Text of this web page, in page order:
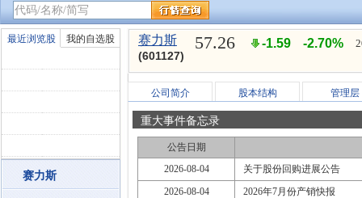
最近浏览股 我的自选股
赛力斯
赛力斯
(601127)
57.26 -1.59 -2.70%
公司简介 股本结构 管理层
重大事件备忘录
公告日期
2026-08-04
关于股份回购进展公告
2026-08-04
2026年7月份产销快报